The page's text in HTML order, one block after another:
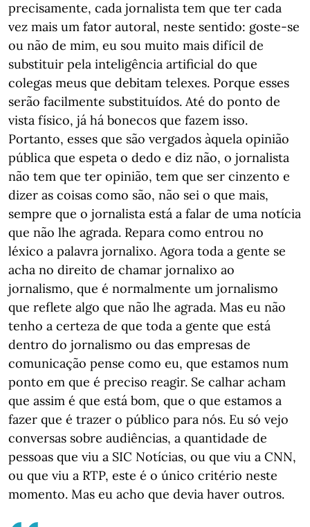
precisamente, cada jornalista tem que ter cada
vez mais um fator autoral, neste sentido: goste-se
ou não de mim, eu sou muito mais difícil de
substituir pela inteligência artificial do que
colegas meus que debitam telexes. Porque esses
serão facilmente substituídos. Até do ponto de
vista físico, já há bonecos que fazem isso.
Portanto, esses que são vergados àquela opinião
pública que espeta o dedo e diz não, o jornalista
não tem que ter opinião, tem que ser cinzento e
dizer as coisas como são, não sei o que mais,
sempre que o jornalista está a falar de uma notícia
que não lhe agrada. Repara como entrou no
léxico a palavra jornalixo. Agora toda a gente se
acha no direito de chamar jornalixo ao
jornalismo, que é normalmente um jornalismo
que reflete algo que não lhe agrada. Mas eu não
tenho a certeza de que toda a gente que está
dentro do jornalismo ou das empresas de
comunicação pense como eu, que estamos num
ponto em que é preciso reagir. Se calhar acham
que assim é que está bom, que o que estamos a
fazer que é trazer o público para nós. Eu só vejo
conversas sobre audiências, a quantidade de
pessoas que viu a SIC Notícias, ou que viu a CNN,
ou que viu a RTP, este é o único critério neste
momento. Mas eu acho que devia haver outros.